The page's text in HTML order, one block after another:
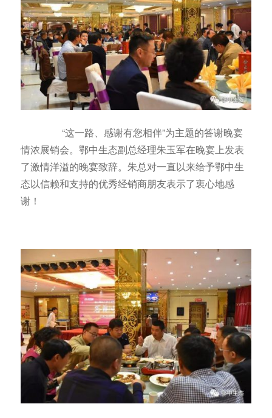
“这一路、感谢有您相伴”为主题的答谢晚宴
情浓展销会。鄂中生态副总经理朱玉军在晚宴上发表
了激情洋溢的晚宴致辞。朱总对一直以来给予鄂中生
态以信赖和支持的优秀经销商朋友表示了衷心地感
谢！